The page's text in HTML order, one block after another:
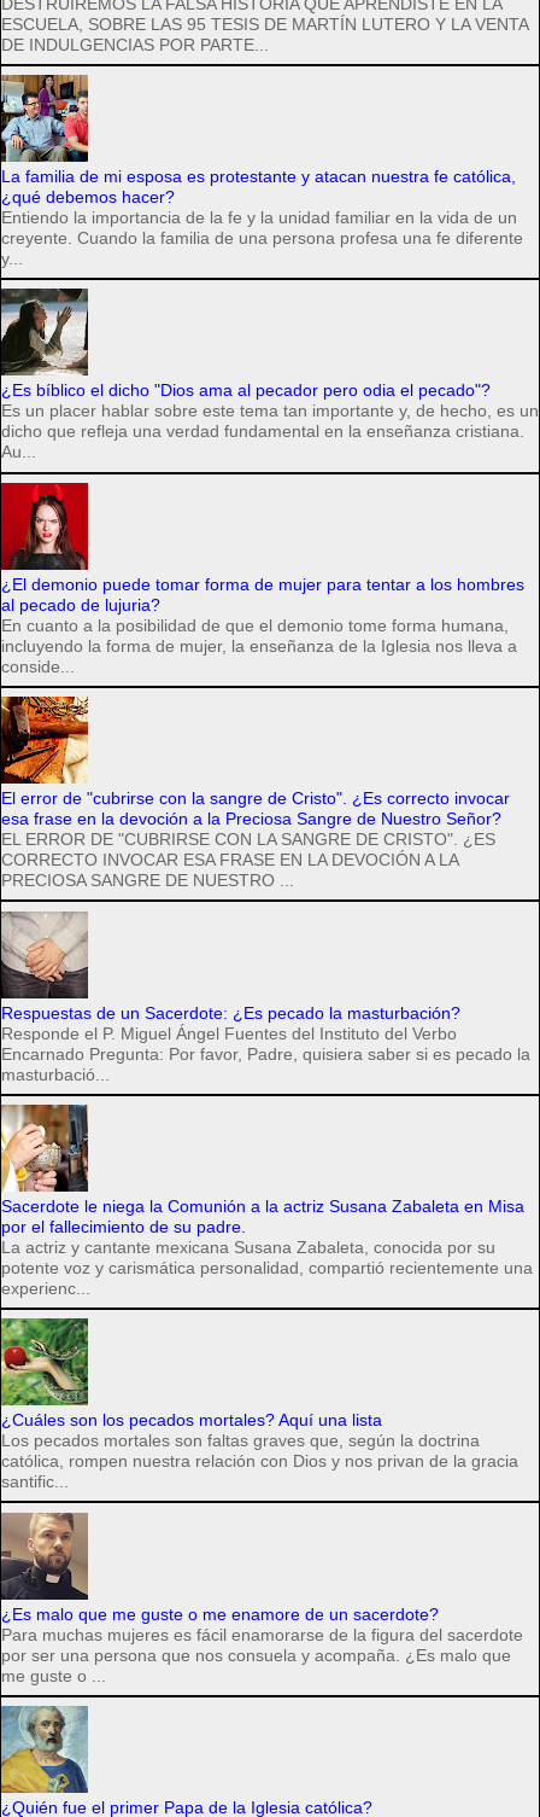
ESCUELA, SOBRE LAS 95 TESIS DE MARTÍN LUTERO Y LA VENTA
DE INDULGENCIAS POR PARTE...
La familia de mi esposa es protestante y atacan nuestra fe católica,
¿qué debemos hacer?
Entiendo la importancia de la fe y la unidad familiar en la vida de un
creyente. Cuando la familia de una persona profesa una fe diferente
y...
¿Es bíblico el dicho "Dios ama al pecador pero odia el pecado"?
Es un placer hablar sobre este tema tan importante y, de hecho, es un
dicho que refleja una verdad fundamental en la enseñanza cristiana.
Au...
¿El demonio puede tomar forma de mujer para tentar a los hombres
al pecado de lujuria?
En cuanto a la posibilidad de que el demonio tome forma humana,
incluyendo la forma de mujer, la enseñanza de la Iglesia nos lleva a
conside...
El error de "cubrirse con la sangre de Cristo". ¿Es correcto invocar
esa frase en la devoción a la Preciosa Sangre de Nuestro Señor?
EL ERROR DE "CUBRIRSE CON LA SANGRE DE CRISTO". ¿ES
CORRECTO INVOCAR ESA FRASE EN LA DEVOCIÓN A LA
PRECIOSA SANGRE DE NUESTRO ...
Respuestas de un Sacerdote: ¿Es pecado la masturbación?
Responde el P. Miguel Ángel Fuentes del Instituto del Verbo
Encarnado Pregunta: Por favor, Padre, quisiera saber si es pecado la
masturbació...
Sacerdote le niega la Comunión a la actriz Susana Zabaleta en Misa
por el fallecimiento de su padre.
La actriz y cantante mexicana Susana Zabaleta, conocida por su
potente voz y carismática personalidad, compartió recientemente una
experienc...
¿Cuáles son los pecados mortales? Aquí una lista
Los pecados mortales son faltas graves que, según la doctrina
católica, rompen nuestra relación con Dios y nos privan de la gracia
santific...
¿Es malo que me guste o me enamore de un sacerdote?
Para muchas mujeres es fácil enamorarse de la figura del sacerdote
por ser una persona que nos consuela y acompaña. ¿Es malo que
me guste o ...
¿Quién fue el primer Papa de la Iglesia católica?